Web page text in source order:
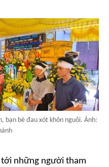
bạn bè đau xót khôn nguôi. Ảnh:
những người tham